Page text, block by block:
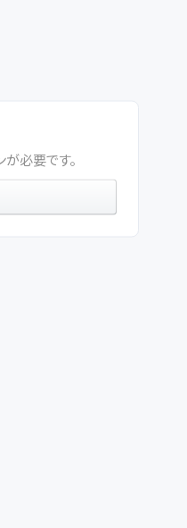
必要です。